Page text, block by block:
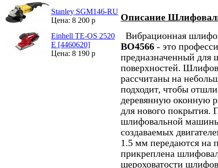
Stanley SGM146-RU
Цена: 8 200 р
Einhell TE-OS 2520
E [4460620]
Цена: 8 190 р
Описание
Вибрационная
BO4566 - это
предназначенный для
поверхностей.
рассчитаны на
подходит, чтобы
деревянную оконную
для нового покрытия.
шлифовальной
создаваемых
1.5 мм передаются на
прикреплена
шероховатости